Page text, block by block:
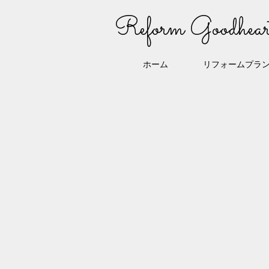
Reform
ホーム リフォームプラ